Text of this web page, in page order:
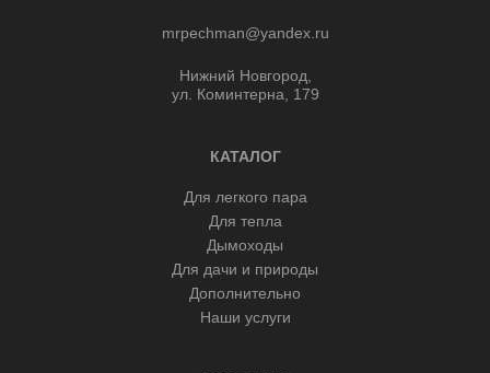
mrpechman@yandex.ru
Нижний Новгород,
ул. Коминтерна, 179
КАТАЛОГ
Для легкого пара
Для тепла
Дымоходы
Для дачи и природы
Дополнительно
Наши услуги